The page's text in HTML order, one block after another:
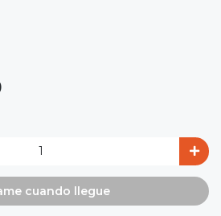
cuando llegue